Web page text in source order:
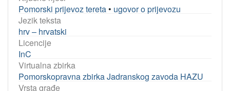
Pomorski prijevoz tereta • ugovor o prijevozu
Jezik teksta
hrv – hrvatski
Licencije
InC
Virtualna zbirka
Pomorskopravna zbirka Jadranskog zavoda HAZU
Vrsta građe